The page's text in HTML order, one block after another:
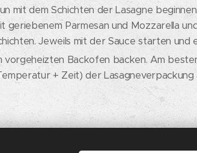
mit dem Schichten der Lasagne
geriebenem Parmesan und Mozzarella
Jeweils mit der Sauce starten und
vorgeheizten Backofen backen. Am
+ Zeit) der Lasagneverpackung